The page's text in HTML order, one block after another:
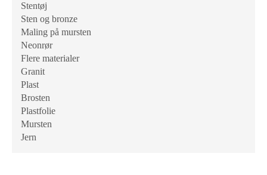
Stentøj
Sten og bronze
Maling på mursten
Neonrør
Flere materialer
Granit
Plast
Brosten
Plastfolie
Mursten
Jern